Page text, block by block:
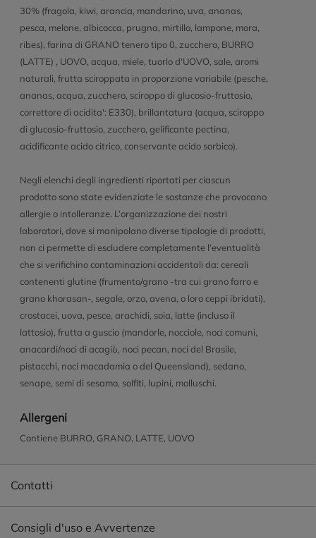
30% (fragola, kiwi, arancia, mandarino, uva, ananas,
pesca, melone, albicocca, prugna, mirtillo, lampone, mora,
ribes), farina di GRANO tenero tipo 0, zucchero, BURRO
(LATTE) , UOVO, acqua, miele, tuorlo d'UOVO, sale, aromi
naturali, frutta sciroppata in proporzione variabile (pesche,
ananas, acqua, zucchero, sciroppo di glucosio-fruttosio,
correttore di acidita': E330), brillantatura (acqua, sciroppo
di glucosio-fruttosio, zucchero, gelificante pectina,
acidificante acido citrico, conservante acido sorbico).
Negli elenchi degli ingredienti riportati per ciascun
prodotto sono state evidenziate le sostanze che provocano
allergie o intolleranze. L’organizzazione dei nostri
laboratori, dove si manipolano diverse tipologie di prodotti,
non ci permette di escludere completamente l’eventualità
che si verifichino contaminazioni accidentali da: cereali
contenenti glutine (frumento/grano -tra cui grano farro e
grano khorasan-, segale, orzo, avena, o loro ceppi ibridati),
crostacei, uova, pesce, arachidi, soia, latte (incluso il
lattosio), frutta a guscio (mandorle, nocciole, noci comuni,
anacardi/noci di acagiù, noci pecan, noci del Brasile,
pistacchi, noci macadamia o del Queensland), sedano,
senape, semi di sesamo, solfiti, lupini, molluschi.
Allergeni
Contiene BURRO, GRANO, LATTE, UOVO
Contatti
Consigli d'uso e Avvertenze